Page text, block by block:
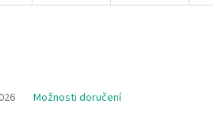
Možnosti doručení